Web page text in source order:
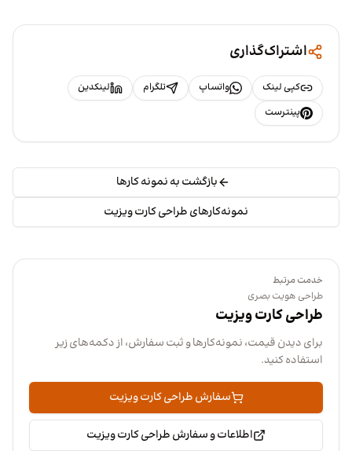
اشتراک‌گذاری
کپی لینک واتساپ تلگرام
لینکدین
پینترست
بازگشت به نمونه کارها
نمونه‌کارهای طراحی کارت ویزیت
خدمت مرتبط
طراحی هویت بصری
طراحی کارت ویزیت
برای دیدن قیمت، نمونه‌کارها و ثبت سفارش، از دکمه‌های زیر
استفاده کنید.
سفارش طراحی کارت ویزیت
اطلاعات و سفارش طراحی کارت ویزیت